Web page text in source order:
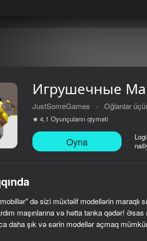
Игрушечные
JustSomeGames · Oğlanlar
4,1 Oyunçuların qiyməti
Oyna
də sizi müxtəlif modellərin maraqlı
maşınlarına və hətta tanka qədər!
daha şık və sərin modellər açmaq